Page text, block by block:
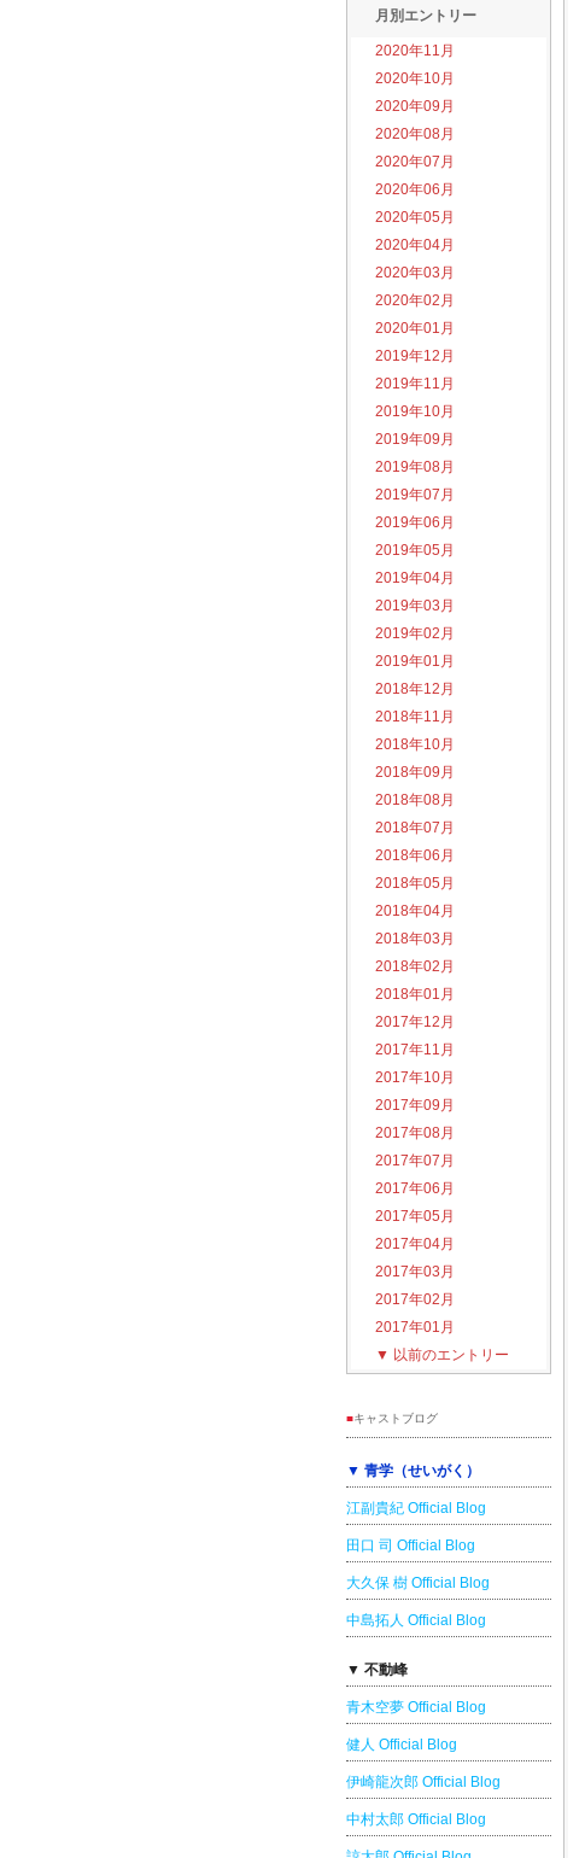
月別エントリー
2020年11月
2020年10月
2020年09月
2020年08月
2020年07月
2020年06月
2020年05月
2020年04月
2020年03月
2020年02月
2020年01月
2019年12月
2019年11月
2019年10月
2019年09月
2019年08月
2019年07月
2019年06月
2019年05月
2019年04月
2019年03月
2019年02月
2019年01月
2018年12月
2018年11月
2018年10月
2018年09月
2018年08月
2018年07月
2018年06月
2018年05月
2018年04月
2018年03月
2018年02月
2018年01月
2017年12月
2017年11月
2017年10月
2017年09月
2017年08月
2017年07月
2017年06月
2017年05月
2017年04月
2017年03月
2017年02月
2017年01月
▼ 以前のエントリー
■キャストブログ
▼ 青学（せいがく）
江副貴紀 Official Blog
田口 司 Official Blog
大久保 樹 Official Blog
中島拓人 Official Blog
▼ 不動峰
青木空夢 Official Blog
健人 Official Blog
伊崎龍次郎 Official Blog
中村太郎 Official Blog